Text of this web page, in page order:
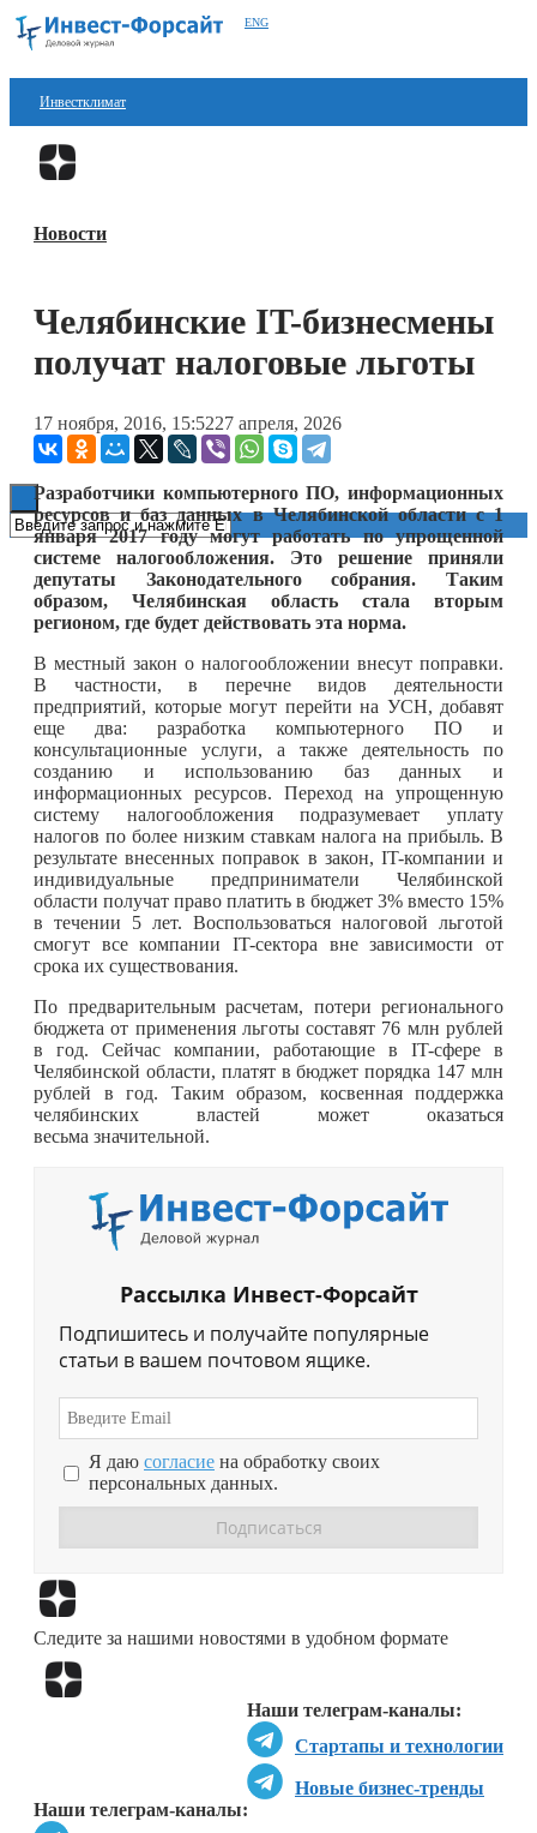
ENG
Инвестклимат
Финансы
Блокчейн
Книги
Новости
Челябинские IT-бизнесмены
получат налоговые льготы
17 ноября, 2016, 15:5227 апреля, 2026
Разработчики компьютерного ПО, информационных
ресурсов и баз данных в Челябинской области с 1
января 2017 году могут работать по упрощенной
системе налогообложения. Это решение приняли
депутаты Законодательного собрания. Таким
образом, Челябинская область стала вторым
регионом, где будет действовать эта норма.
В местный закон о налогообложении внесут поправки.
В частности, в перечне видов деятельности
предприятий, которые могут перейти на УСН, добавят
еще два: разработка компьютерного ПО и
консультационные услуги, а также деятельность по
созданию и использованию баз данных и
информационных ресурсов. Переход на упрощенную
систему налогообложения подразумевает уплату
налогов по более низким ставкам налога на прибыль. В
результате внесенных поправок в закон, IT-компании и
индивидуальные предприниматели Челябинской
области получат право платить в бюджет 3% вместо 15%
в течении 5 лет. Воспользоваться налоговой льготой
смогут все компании IT-сектора вне зависимости от
срока их существования.
По предварительным расчетам, потери регионального
бюджета от применения льготы составят 76 млн рублей
в год. Сейчас компании, работающие в IT-сфере в
Челябинской области, платят в бюджет порядка 147 млн
рублей в год. Таким образом, косвенная поддержка
челябинских властей может оказаться
весьма значительной.
Рассылка Инвест-Форсайт
Подпишитесь и получайте популярные
статьи в вашем почтовом ящике.
Я даю согласие на обработку своих
персональных данных.
Следите за нашими новостями в удобном формате
Наши телеграм-каналы:
Стартапы и технологии
Новые бизнес-тренды
Наши телеграм-каналы: